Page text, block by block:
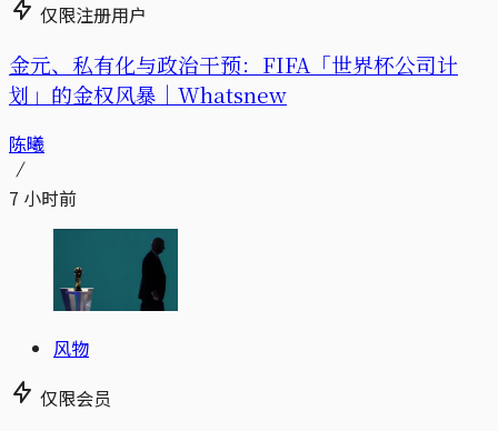
仅限注册用户
金元、私有化与政治干预：FIFA「世界杯公司计
划」的金权风暴｜Whatsnew
陈曦
7 小时前
风物
仅限会员